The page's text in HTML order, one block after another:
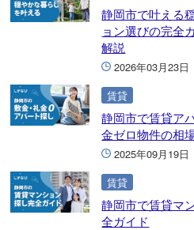
静岡市で叶える
ョン選びの完全
解説
2026年03月23日
賃貸
静岡市で賃貸ア
金ゼロ物件の相
2025年09月19日
賃貸
静岡市で賃貸マ
全ガイド